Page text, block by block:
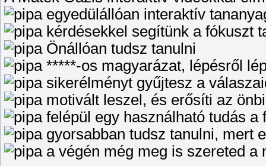
egyedülállóan interaktív
kérdésekkel segítünk a fókuszt
Önállóan tudsz tanulni
*****-os magyarázat, lépésről
sikerélményt gyűjtesz a
motivált leszel, és erősíti az
felépül egy használható tudás a
gyorsabban tudsz tanulni, mert
a végén még meg is szereted a